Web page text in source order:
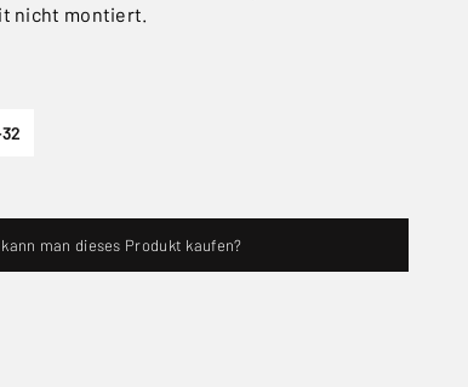
nicht montiert.
kann man dieses Produkt kaufen?